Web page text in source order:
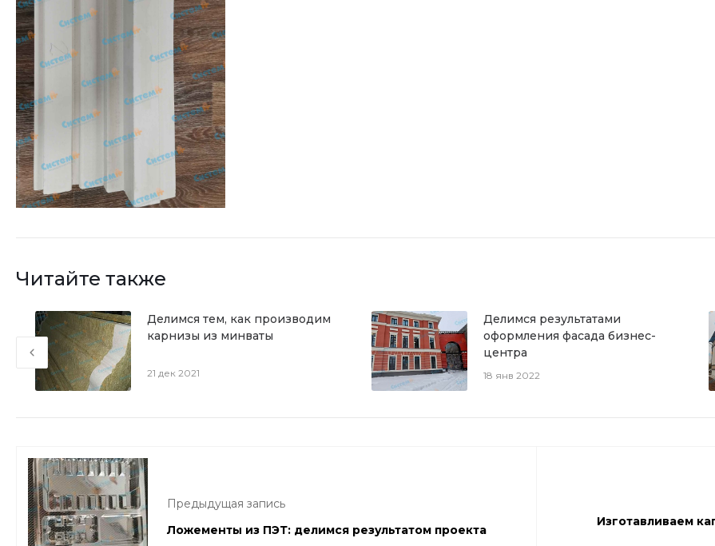
Читайте также
Делимся тем, как производим
карнизы из минваты
21 дек 2021
Делимся результатами
оформления фасада бизнес-
центра
18 янв 2022
Предыдущая запись
Ложементы из ПЭТ: делимся результатом проекта
Изготавливаем